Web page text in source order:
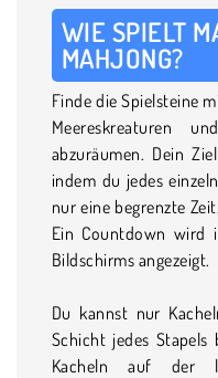
WIE SPIELT
MAHJONG?
Finde die Spielsteine
Meereskreaturen
abzuräumen. Dein
indem du jedes
nur eine begrenzte
Ein Countdown wird
Bildschirms angezeigt.
Du kannst nur
Schicht jedes
Kacheln auf der